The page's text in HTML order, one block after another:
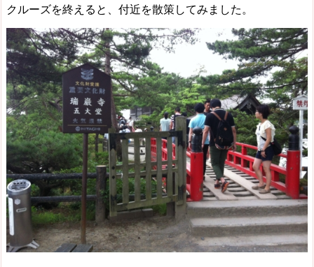
クルーズを終えると、付近を散策してみました。